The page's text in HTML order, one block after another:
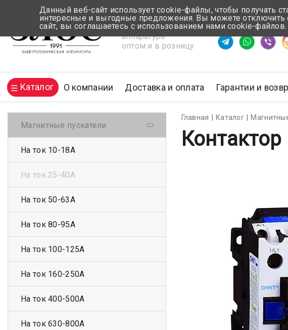
Электротехническая
аппаратура
оптом и в розницу
Время ответа ≈ 5
Каталог О компании Доставка и оплата Гарантии и
Главная Каталог
Магнитные пускатели
На ток 10-18А
На ток 25-40А
На ток 50-63А
На ток 80-95А
На ток 100-125А
На ток 160-250А
На ток 400-500А
На ток 630-800А
Данный веб-сайт использует cookie-файлы, чтобы получать
интересные и выгодные предложения. Вы можете
сайт, вы соглашаетесь с использованием нами cookie-файлов.